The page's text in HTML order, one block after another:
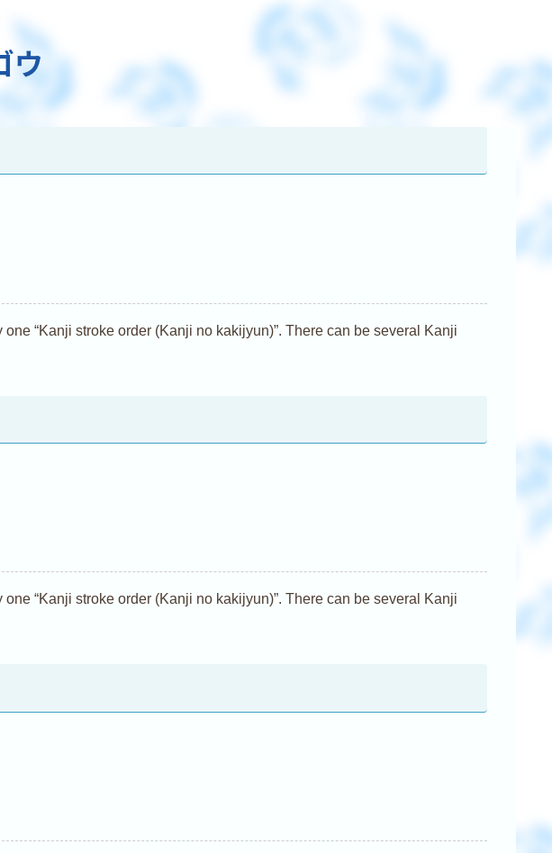
ウ
“Kanji stroke order (Kanji no kakijyun)”. There can be several Kanji
“Kanji stroke order (Kanji no kakijyun)”. There can be several Kanji